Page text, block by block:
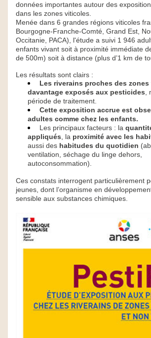
données importantes autour des
dans les zones viticoles.
Menée dans 6 grandes régions viticoles
Bourgogne-Franche-Comté, Grand Est,
Occitanie, PACA), l'étude a suivi 1 946
enfants vivant soit à proximité immédiate
de 500m) soit à distance (plus d’1 km de
Les résultats sont clairs :
Les riverains proches des
davantage exposés aux pesticides
période de traitement.
Cette exposition accrue est
adultes comme chez les enfants.
Les principaux facteurs : la
appliqués , la proximité avec les
aussi des habitudes du quotidien
ventilation, séchage du linge dehors,
autoconsommation).
Ces constats interrogent particulièrement
jeunes, dont l’organisme en
sensible aux substances chimiques.